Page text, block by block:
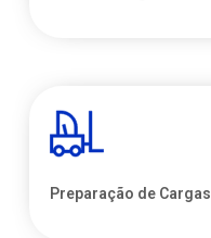
Preparação de Cargas